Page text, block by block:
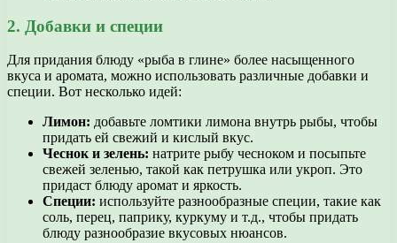
2. Добавки и специи
Для придания блюду «рыба в глине» более насыщенного
вкуса и аромата, можно использовать различные добавки и
специи. Вот несколько идей:
Лимон: добавьте ломтики лимона внутрь рыбы, чтобы
придать ей свежий и кислый вкус.
Чеснок и зелень: натрите рыбу чесноком и посыпьте
свежей зеленью, такой как петрушка или укроп. Это
придаст блюду аромат и яркость.
Специи: используйте разнообразные специи, такие как
соль, перец, паприку, куркуму и т.д., чтобы придать
блюду разнообразие вкусовых нюансов.